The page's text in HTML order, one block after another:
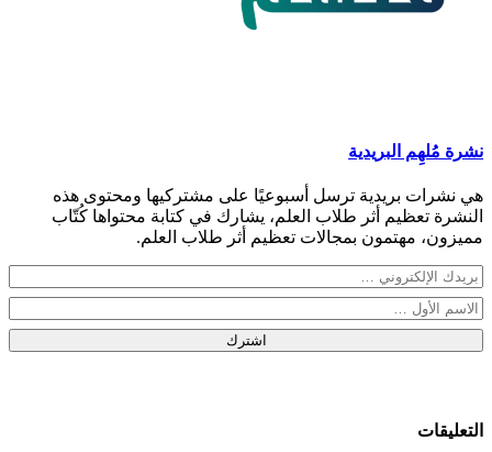
نشرة مُلهِم البريدية
هي نشرات بريدية ترسل أسبوعيًا على مشتركيها ومحتوى هذه
النشرة تعظيم أثر طلاب العلم، يشارك في كتابة محتواها كُتّاب
مميزون، مهتمون بمجالات تعظيم أثر طلاب العلم.
اشترك
التعليقات